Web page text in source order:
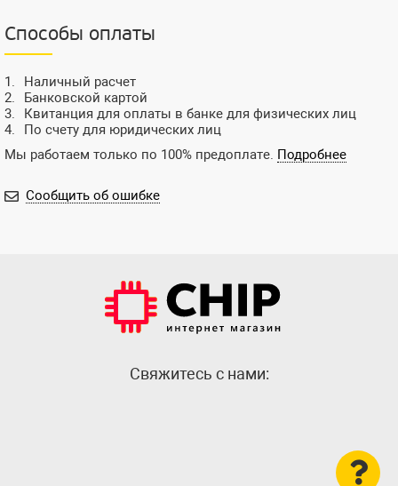
Способы оплаты
Наличный расчет
Банковской картой
Квитанция для оплаты в банке для физических лиц
По счету для юридических лиц
Мы работаем только по 100% предоплате. Подробнее
Сообщить об ошибке
Cвяжитесь с нами: